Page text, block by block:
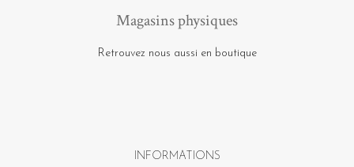
Magasins physiques
Retrouvez nous aussi en boutique
INFORMATIONS